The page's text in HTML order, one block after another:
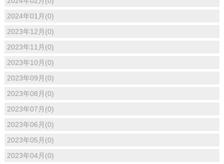
2024年01月(0)
2023年12月(0)
2023年11月(0)
2023年10月(0)
2023年09月(0)
2023年08月(0)
2023年07月(0)
2023年06月(0)
2023年05月(0)
2023年04月(0)